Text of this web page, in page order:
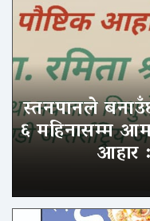
स्तनपानले
६ महिनासम्म
आहार :